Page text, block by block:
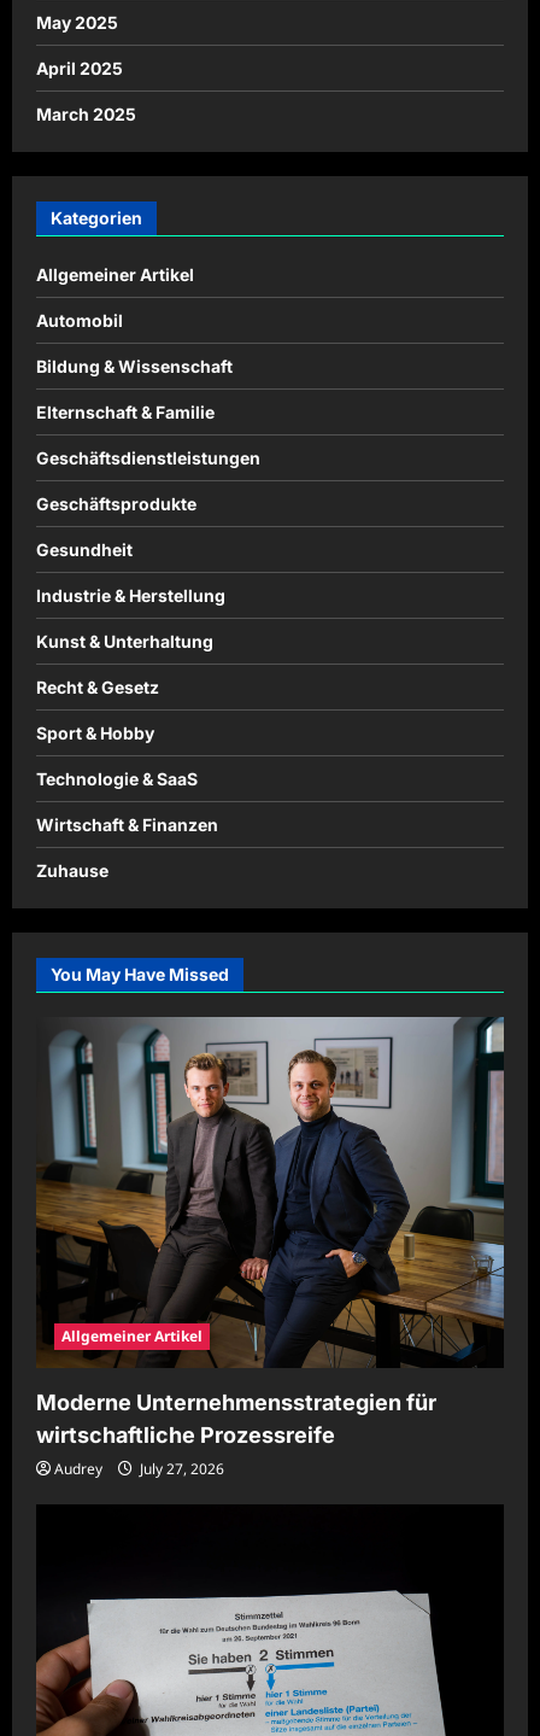
May 2025
April 2025
March 2025
Kategorien
Allgemeiner Artikel
Automobil
Bildung & Wissenschaft
Elternschaft & Familie
Geschäftsdienstleistungen
Geschäftsprodukte
Gesundheit
Industrie & Herstellung
Kunst & Unterhaltung
Recht & Gesetz
Sport & Hobby
Technologie & SaaS
Wirtschaft & Finanzen
Zuhause
You May Have Missed
Allgemeiner Artikel
Moderne Unternehmensstrategien für
wirtschaftliche Prozessreife
Audrey July 27, 2026